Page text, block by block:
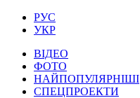
РУС
УКР
ВІДЕО
ФОТО
НАЙПОПУЛЯРНІШІ
СПЕЦПРОЕКТИ